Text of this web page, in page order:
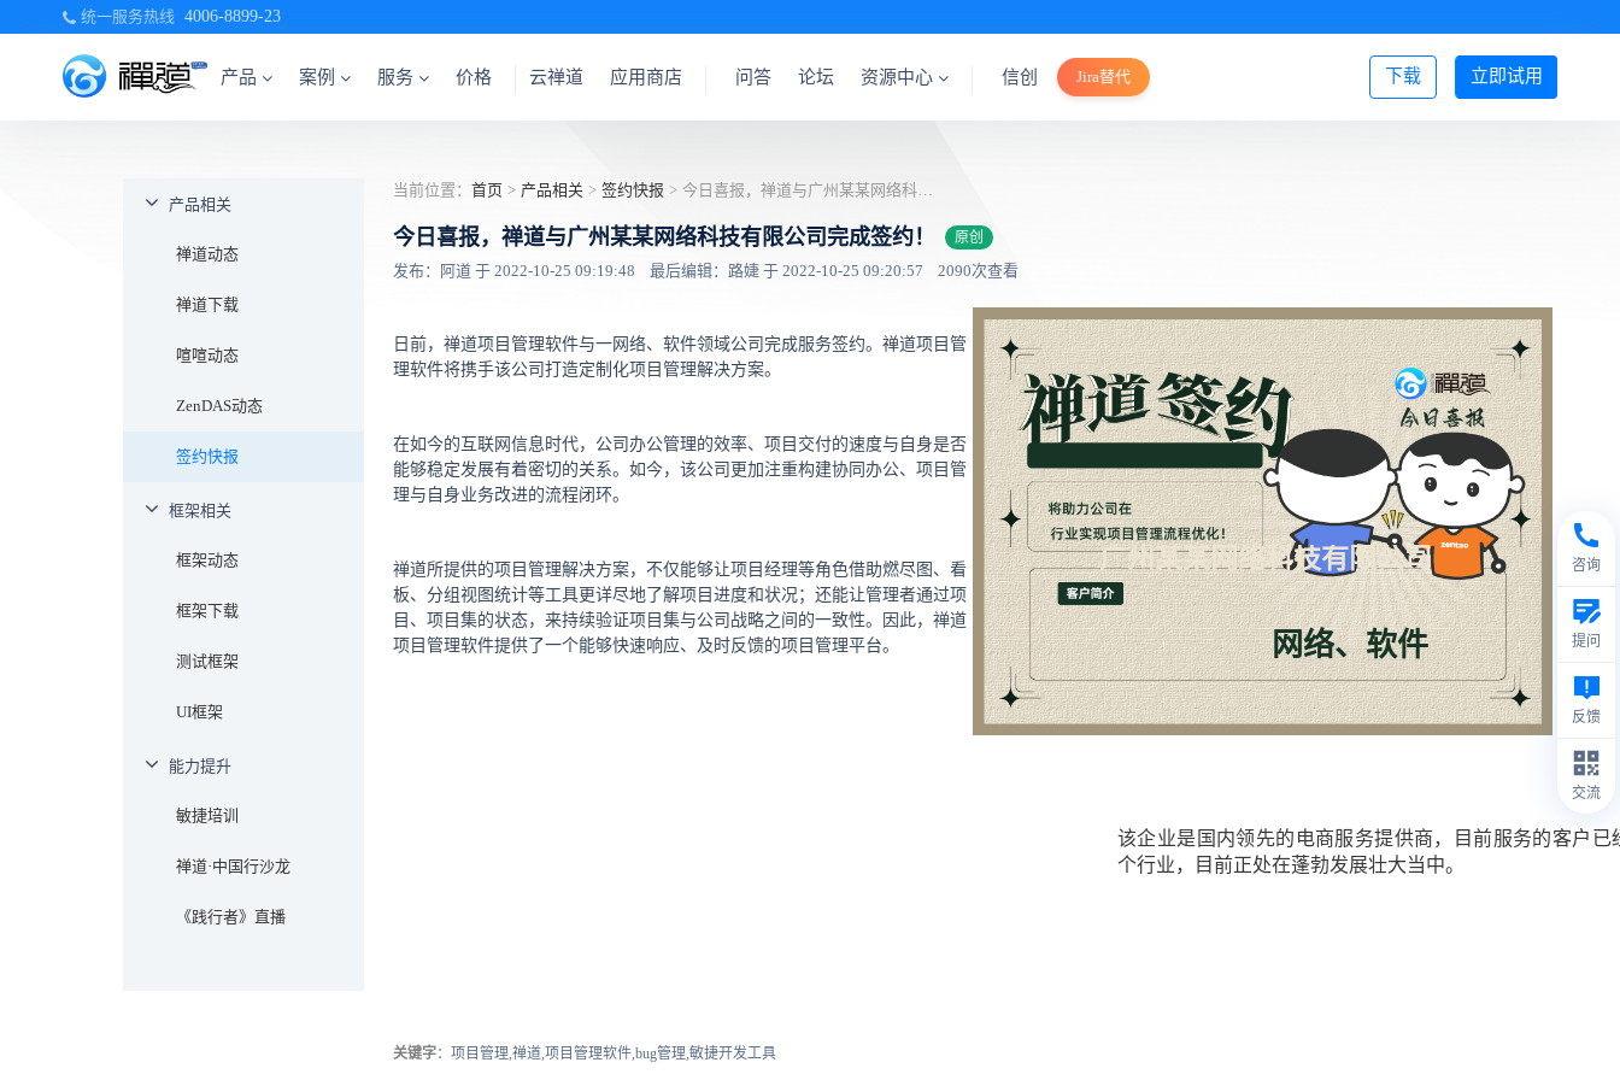
统一服务热线 4006-8899-23
产品 案例 服务 价格 立即试用
下载
云禅道 应用商店 问答 论坛 资源中心 信创 Jira替代 登录/注册
产品相关
禅道动态
禅道下载
喧喧动态
ZenDAS动态
签约快报
框架相关
框架动态
框架下载
测试框架
UI框架
能力提升
敏捷培训
禅道·中国行沙龙
《践行者》直播
当前位置： 首页 > 产品相关 > 签约快报 > 今日喜报，禅道与广州某某网络科技有限公司完成签约！
今日喜报，禅道与广州某某网络科技有限公司完成签约！ 原创
发布：阿道 于 2022-10-25 09:19:48 最后编辑：路婕 于 2022-10-25 09:20:57 2090次查看
广州某某网络科技有限公司
网络、软件
该企业是国内领先的电商服务提供商，目前服务的客户已
个行业，目前正处在蓬勃发展壮大当中。
日前，禅道项目管理软件与一网络、软件领域公司完成服务签约。禅道项目管
理软件将携手该公司打造定制化项目管理解决方案。
在如今的互联网信息时代，公司办公管理的效率、项目交付的速度与自身是否
能够稳定发展有着密切的关系。如今，该公司更加注重构建协同办公、项目管
理与自身业务改进的流程闭环。
禅道所提供的项目管理解决方案，不仅能够让项目经理等角色借助燃尽图、看
板、分组视图统计等工具更详尽地了解项目进度和状况；还能让管理者通过项
目、项目集的状态，来持续验证项目集与公司战略之间的一致性。因此，禅道
项目管理软件提供了一个能够快速响应、及时反馈的项目管理平台。
关键字：项目管理,禅道,项目管理软件,bug管理,敏捷开发工具
咨询
提问
反馈
交流